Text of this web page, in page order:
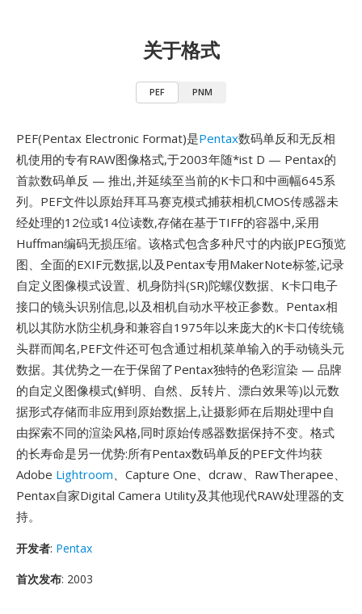
关于格式
PEF PNM
PEF(Pentax Electronic Format)是Pentax数码单反和无反相
机使用的专有RAW图像格式,于2003年随*ist D — Pentax的
首款数码单反 — 推出,并延续至当前的K卡口和中画幅645系
列。PEF文件以原始拜耳马赛克模式捕获相机CMOS传感器未
经处理的12位或14位读数,存储在基于TIFF的容器中,采用
Huffman编码无损压缩。该格式包含多种尺寸的内嵌JPEG预览
图、全面的EXIF元数据,以及Pentax专用MakerNote标签,记录
自定义图像模式设置、机身防抖(SR)陀螺仪数据、K卡口电子
接口的镜头识别信息,以及相机自动水平校正参数。Pentax相
机以其防水防尘机身和兼容自1975年以来庞大的K卡口传统镜
头群而闻名,PEF文件还可包含通过相机菜单输入的手动镜头元
数据。其优势之一在于保留了Pentax独特的色彩渲染 — 品牌
的自定义图像模式(鲜明、自然、反转片、漂白效果等)以元数
据形式存储而非应用到原始数据上,让摄影师在后期处理中自
由探索不同的渲染风格,同时原始传感器数据保持不变。格式
的长寿命是另一优势:所有Pentax数码单反的PEF文件均获
Adobe Lightroom、Capture One、dcraw、RawTherapee、
Pentax自家Digital Camera Utility及其他现代RAW处理器的支
持。
开发者: Pentax
首次发布: 2003